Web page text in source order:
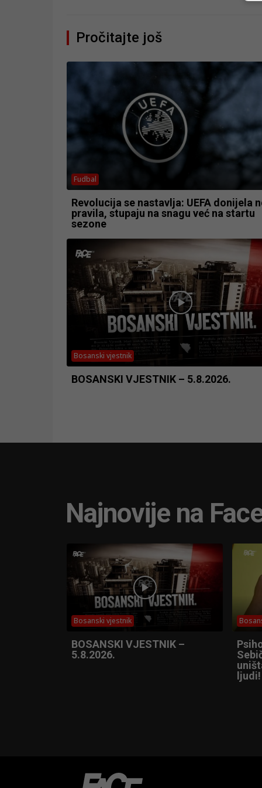
Pročitajte još
Fudbal
Revolucija se nastavlja: UEFA donijela
pravila, stupaju na snagu već na startu
sezone
Bosanski vjestnik
BOSANSKI VJESTNIK – 5.8.2026.
Najnovije na
Bosanski vjestnik
BOSANSKI VJESTNIK –
5.8.2026.
ljudi!